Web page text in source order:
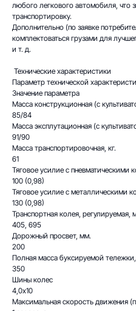
любого легкового автомобиля, что
транспортировку.
Дополнительно (по заявке
комплектоваться грузами для
и т. д.
Технические характеристики
Параметр технической
Значение параметра
Масса конструкционная (с
85/84
Масса эксплутационная (с
91/90
Масса транспортировочная, кг.
61
Тяговое усилие с пневматическими
100 (0,98)
Тяговое усилие с металлическими
130 (0,98)
Транспортная колея, регулируемая,
405, 695
Дорожный просвет, мм.
200
Полная масса буксируемой тележки,
350
Шины колес
4,0х10
Максимальная скорость движения
Общество с
ответственностью
«КомплектСервис»
Юр. адрес: 675000, Амурская обл., г.
ОГРН: 1082801002173